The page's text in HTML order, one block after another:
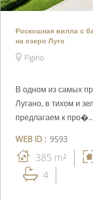
Роскошная вилла с
на озеро Луго
Figino
В одном из самых
Лугано, в тихом и
предлагаем к
WEB ID : 9593
385 m²
4